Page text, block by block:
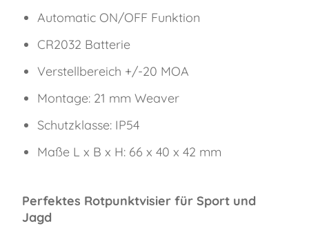
Automatic ON/OFF Funktion
CR2032 Batterie
Verstellbereich +/-20 MOA
Montage: 21 mm Weaver
Schutzklasse: IP54
Maße L x B x H: 66 x 40 x 42 mm
Perfektes Rotpunktvisier für Sport und
Jagd